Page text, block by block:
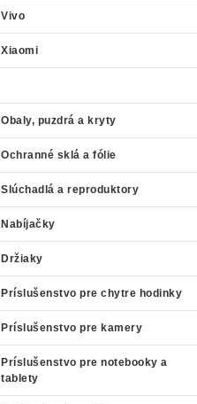
Vivo
Xiaomi
Obaly, puzdrá a kryty
Ochranné sklá a fólie
Slúchadlá a reproduktory
Nabíjačky
Držiaky
Príslušenstvo pre chytre hodinky
Príslušenstvo pre kamery
Príslušenstvo pre notebooky a
tablety